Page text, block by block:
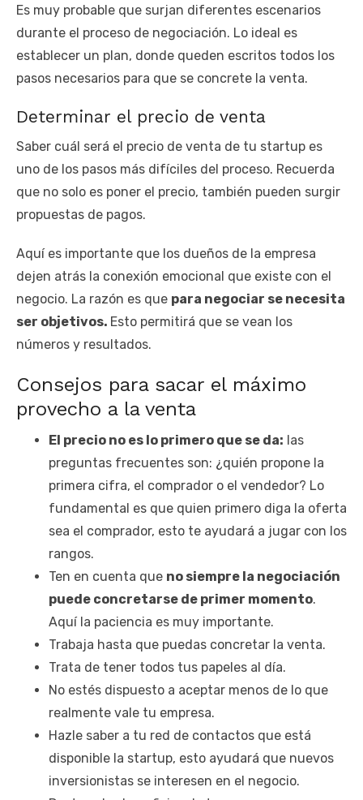
Es muy probable que surjan diferentes escenarios
durante el proceso de negociación. Lo ideal es
establecer un plan, donde queden escritos todos los
pasos necesarios para que se concrete la venta.
Determinar el precio de venta
Saber cuál será el precio de venta de tu startup es
uno de los pasos más difíciles del proceso. Recuerda
que no solo es poner el precio, también pueden surgir
propuestas de pagos.
Aquí es importante que los dueños de la empresa
dejen atrás la conexión emocional que existe con el
negocio. La razón es que para negociar se necesita
ser objetivos. Esto permitirá que se vean los
números y resultados.
Consejos para sacar el máximo
provecho a la venta
El precio no es lo primero que se da: las
preguntas frecuentes son: ¿quién propone la
primera cifra, el comprador o el vendedor? Lo
fundamental es que quien primero diga la oferta
sea el comprador, esto te ayudará a jugar con los
rangos.
Ten en cuenta que no siempre la negociación
puede concretarse de primer momento.
Aquí la paciencia es muy importante.
Trabaja hasta que puedas concretar la venta.
Trata de tener todos tus papeles al día.
No estés dispuesto a aceptar menos de lo que
realmente vale tu empresa.
Hazle saber a tu red de contactos que está
disponible la startup, esto ayudará que nuevos
inversionistas se interesen en el negocio.